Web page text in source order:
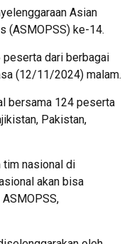
Asian
(ASMOPSS) ke-14.
peserta dari berbagai
(12/11/2024) malam.
bersama 124 peserta
Pakistan,
tim nasional di
akan bisa